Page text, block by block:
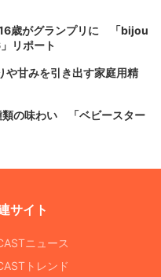
歳がグランプリに 「bijou
リポート
甘みを引き出す家庭用精
類の味わい 「ベビースター
サイト
ニュース
トレンド